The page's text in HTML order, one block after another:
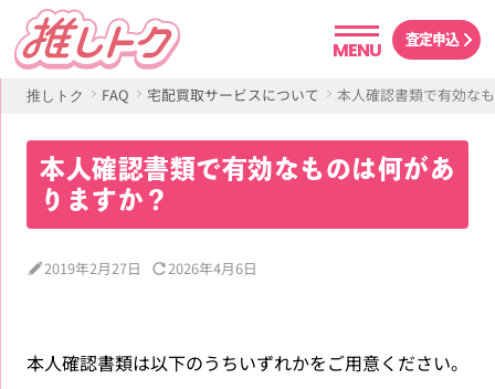
MENU
査定申込
推しトク FAQ 宅配買取サービスについて 本人確認書類で有効な
本人確認書類で有効なものは何があ
りますか？
2019年2月27日 2026年4月6日
本人確認書類は以下のうちいずれかをご用意ください。